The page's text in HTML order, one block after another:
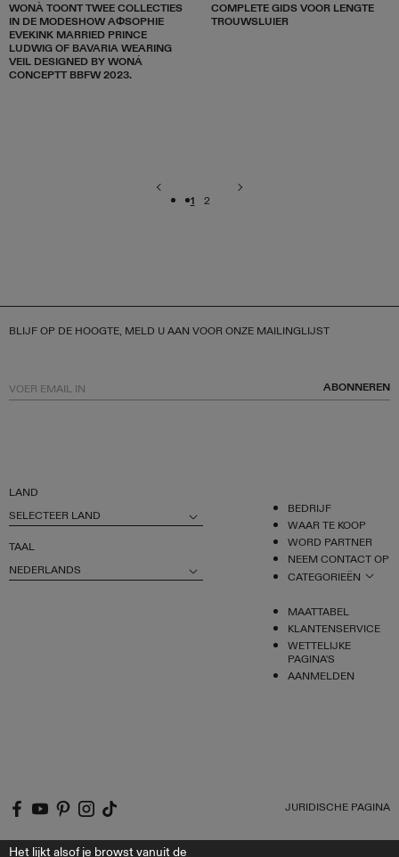
WONÀ TOONT TWEE COLLECTIES
IN DE MODESHOW AФSOPHIE
EVEKINK MARRIED PRINCE
LUDWIG OF BAVARIA WEARING
VEIL DESIGNED BY WONÁ
CONCEPTT BBFW 2023.
COMPLETE GIDS VOOR LENGTE
TROUWSLUIER
1 2
LAND
SELECTEER LAND
TAAL
NEDERLANDS
BEDRIJF
WAAR TE KOOP
WORD PARTNER
NEEM CONTACT OP
CATEGORIEËN
MAATTABEL
KLANTENSERVICE
WETTELIJKE
PAGINA'S
AANMELDEN
BLIJF OP DE HOOGTE, MELD U AAN VOOR ONZE MAILINGLIJST
ABONNEREN
JURIDISCHE PAGINA
Het lijkt alsof je browst vanuit de